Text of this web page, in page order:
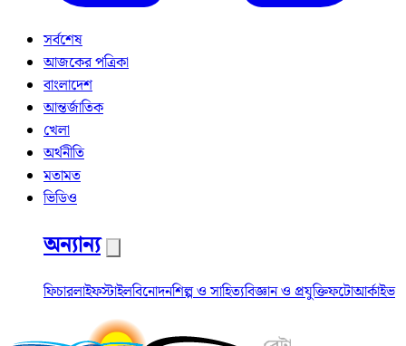
সর্বশেষ
আজকের পত্রিকা
বাংলাদেশ
আন্তর্জাতিক
খেলা
অর্থনীতি
মতামত
ভিডিও
অন্যান্য
ফিচারলাইফস্টাইলবিনোদনশিল্প ও সাহিত্যবিজ্ঞান ও প্রযুক্তিফটোআর্কাইভ